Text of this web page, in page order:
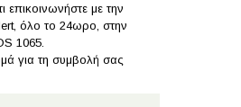
επικοινωνήστε με την
όλο το 24ωρο, στην
1065.
για τη συμβολή σας